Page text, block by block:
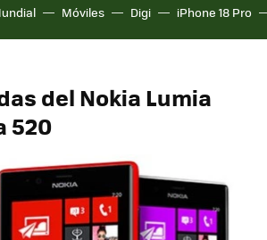
Móviles Digi iPhone 18 Pro
del Nokia Lumia
520